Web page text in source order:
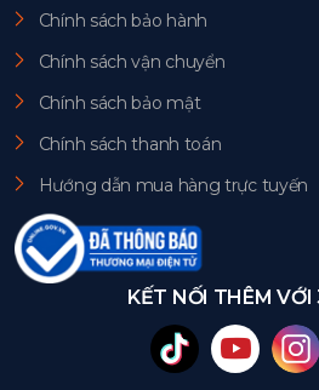
Chính sách bảo hành
Chính sách vận chuyển
Chính sách bảo mật
Chính sách thanh toán
Hướng dẫn mua hàng trực tuyến
KẾT NỐI THÊM